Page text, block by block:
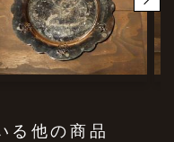
る他の商品